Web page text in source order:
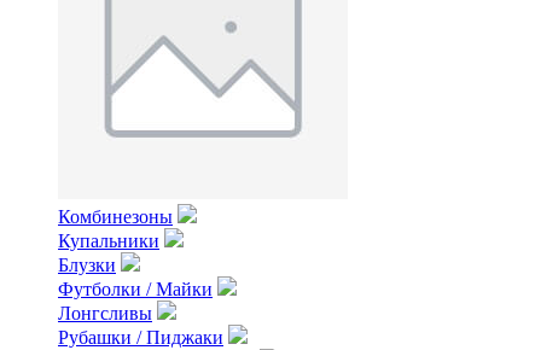
Комбинезоны
Купальники
Блузки
Футболки / Майки
Лонгсливы
Рубашки / Пиджаки